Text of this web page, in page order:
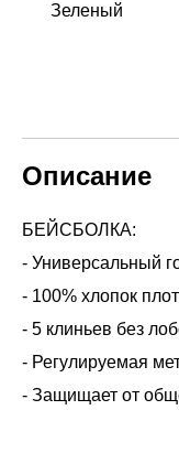
Зеленый
Описание
БЕЙСБОЛКА:
- Универсальный
- 100% хлопок
- 5 клиньев без
- Регулируемая